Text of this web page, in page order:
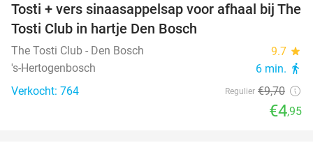
49%
Tosti + vers sinaasappelsap voor afhaal bij The
Tosti Club in hartje Den Bosch
The Tosti Club - Den Bosch 9.7 star
's-Hertogenbosch 6 min. directions_walk
Verkocht: 764 Regulier €9,70
€4,95